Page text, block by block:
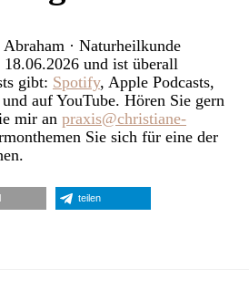
· Naturheilkunde
18.06.2026 und ist überall
gibt: Spotify, Apple Podcasts,
auf YouTube. Hören Sie gern
mir an praxis@christiane-
Sie sich für eine der
teilen